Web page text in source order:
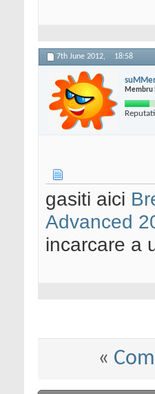
7th June 2012, 18:58
Membru
gasiti aici
Advanced
incarcare a
«